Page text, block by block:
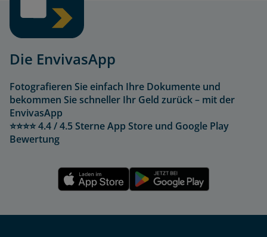
Die EnvivasApp
Fotografieren Sie einfach Ihre Dokumente und
bekommen Sie schneller Ihr Geld zurück – mit der
EnvivasApp
⭐⭐⭐⭐ 4.4 / 4.5 Sterne App Store und Google Play
Bewertung